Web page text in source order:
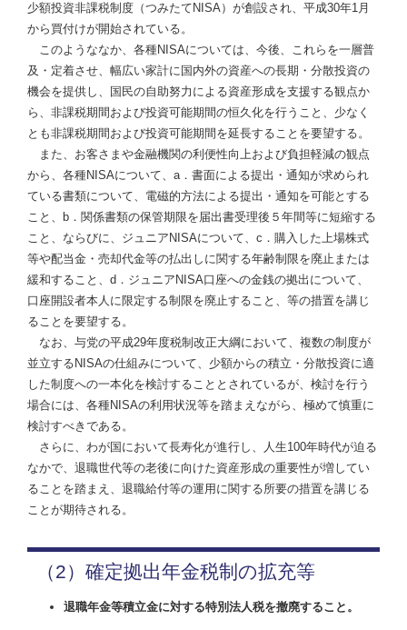
少額投資非課税制度（つみたてNISA）が創設され、平成30年1月
から買付けが開始されている。
このようななか、各種NISAについては、今後、これらを一層普
及・定着させ、幅広い家計に国内外の資産への長期・分散投資の
機会を提供し、国民の自助努力による資産形成を支援する観点か
ら、非課税期間および投資可能期間の恒久化を行うこと、少なく
とも非課税期間および投資可能期間を延長することを要望する。
また、お客さまや金融機関の利便性向上および負担軽減の観点
から、各種NISAについて、a．書面による提出・通知が求められ
ている書類について、電磁的方法による提出・通知を可能とする
こと、b．関係書類の保管期限を届出書受理後５年間等に短縮する
こと、ならびに、ジュニアNISAについて、c．購入した上場株式
等や配当金・売却代金等の払出しに関する年齢制限を廃止または
緩和すること、d．ジュニアNISA口座への金銭の拠出について、
口座開設者本人に限定する制限を廃止すること、等の措置を講じ
ることを要望する。
なお、与党の平成29年度税制改正大綱において、複数の制度が
並立するNISAの仕組みについて、少額からの積立・分散投資に適
した制度への一本化を検討することとされているが、検討を行う
場合には、各種NISAの利用状況等を踏まえながら、極めて慎重に
検討すべきである。
さらに、わが国において長寿化が進行し、人生100年時代が迫る
なかで、退職世代等の老後に向けた資産形成の重要性が増してい
ることを踏まえ、退職給付等の運用に関する所要の措置を講じる
ことが期待される。
（2）確定拠出年金税制の拡充等
退職年金等積立金に対する特別法人税を撤廃すること。